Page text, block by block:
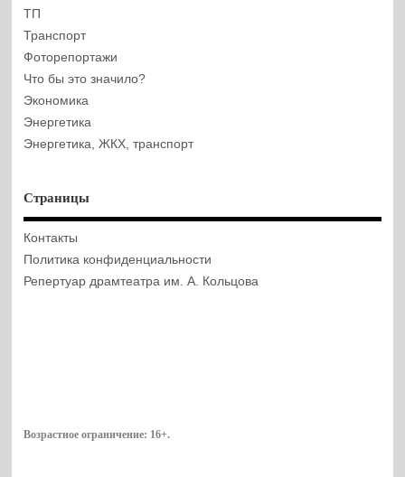
ТП
Транспорт
Фоторепортажи
Что бы это значило?
Экономика
Энергетика
Энергетика, ЖКХ, транспорт
Страницы
Контакты
Политика конфиденциальности
Репертуар драмтеатра им. А. Кольцова
Возрастное ограничение: 16+.